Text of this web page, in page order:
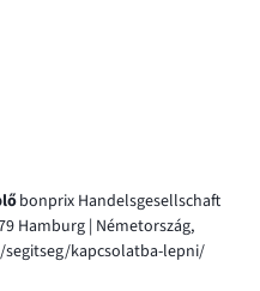
bonprix Handelsgesellschaft
Hamburg | Németország,
kapcsolatba-lepni/